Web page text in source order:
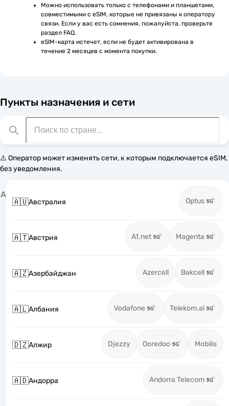
Можно использовать только с телефонами и планшетами,
совместимыми с eSIM, которые не привязаны к оператору
связи. Если у вас есть сомнения, пожалуйста, проверьте
раздел FAQ.
eSIM-карта истечет, если не будет активирована в
течение 2 месяцев с момента покупки.
Пункты назначения и сети
⚠️ Оператор может изменять сети, к которым подключается eSIM,
без уведомления.
А
🇦🇺Австралия Optus
🇦🇹Австрия A1.net Magenta
🇦🇿Азербайджан Azercell Bakcell
🇦🇱Албания Vodafone Telekom.al
🇩🇿Алжир Djezzy Ooredoo Mobilis
🇦🇩Андорра Andorra Telecom